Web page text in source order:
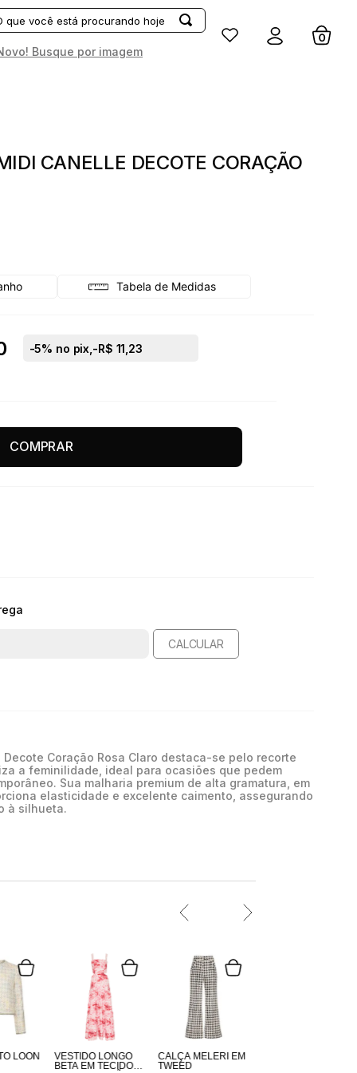
Busque por imagem
Entrar
CANELLE DECOTE CORAÇÃO
Tabela de Medidas
-5% no pix, -R$ 11,23
COMPRAR
CALCULAR
Coração Rosa Claro destaca-se pelo recorte
a feminilidade, ideal para ocasiões que pedem
Sua malharia premium de alta gramatura, em
elasticidade e excelente caimento, assegurando
à silhueta.
LOON
VESTIDO LONGO
BETA EM TECIDO
CALÇA MELERI EM
TWEED